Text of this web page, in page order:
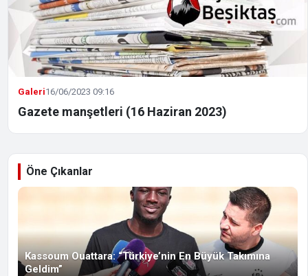
Galeri16/06/2023 09:16
Gazete manşetleri (16 Haziran 2023)
Öne Çıkanlar
Kassoum Ouattara: “Türkiye’nin En Büyük Takımına
Geldim”